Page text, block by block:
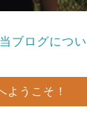
当ブログにつ
ようこそ！